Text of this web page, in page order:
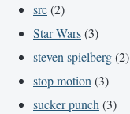
src(2)
Star Wars(3)
steven spielberg(2)
stop motion (3)
sucker punch (3)